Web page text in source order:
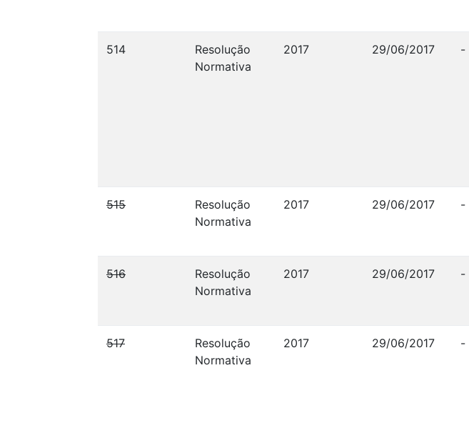
514
Resolução
Normativa
2017 29/06/2017 -
515
Resolução
Normativa
2017 29/06/2017 -
516
Resolução
Normativa
2017 29/06/2017 -
517
Resolução
Normativa
2017 29/06/2017 -